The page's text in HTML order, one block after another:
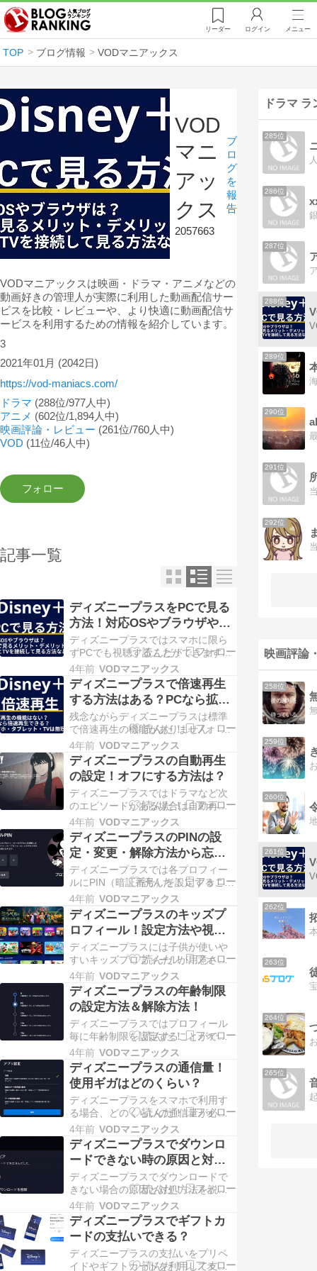
リーダー ログイン メニュー
TOP ブログ情報 VODマニアックス
VOD
マニ
アッ
クス
2057663
ブ
ロ
グ
を
報
告
VODマニアックスは映画・ドラマ・アニメなどの
動画好きの管理人が実際に利用した動画配信サー
ビスを比較・レビューや、より快適に動画配信サ
ービスを利用するための情報を紹介しています。
3
2021年01月 (2042日)
https://vod-maniacs.com/
ドラマ (288位/977人中)
アニメ (602位/1,894人中)
映画評論・レビュー (261位/760人中)
VOD (11位/46人中)
記事一覧
ディズニープラスをPCで見る
方法！対応OSやブラウザやメ
リットも紹介
ディズニープラスではスマホに限ら
ずPCでも視聴することができます。
PCを利用する場合、特に準備をする
必要はありませんが、古いOSやブラ
ウザを利用していると視聴できない
事もあります。 ディズニープラス ...
Copyright © 2026 VODマニアックス
All Righ…
4年前 VODマニアックス
ディズニープラスで倍速再生
する方法はある？PCなら拡張
機能で可能
残念ながらディズニープラスは標準
で倍速再生の機能がありません。 た
だPCでブラウザの拡張機能を利用す
ることで倍速で見ることが可能にな
ります。 倍速で見るための方法を詳
しく紹介していきます。 ディズニー
... Copyright © 2026 VODマニアック
ス All Righ…
4年前 VODマニアックス
ディズニープラスの自動再生
の設定！オフにする方法は？
ディズニープラスではドラマなど次
のエピソードがある場合は自動再生
されるようになっています。 ただエ
ンディングなどをしっかり見たい場
合に「次のエピソード再生まで〇〇
秒」と表示されるとウザいと思って
しまう ... Copyright © 2026 VODマニ
アックス All Righ…
4年前 VODマニアックス
ディズニープラスのPINの設
定・変更・解除方法から忘れ
た場合の対処方法
ディズニープラスでは各プロフィー
ルにPIN（暗証番号）を設定すること
ができます。 他の人に自分のプロフ
ィールが使われたくない場合、例え
ば子供のプロフィールには年齢制限
しており、自分のプロフィールを使
わ ... Copyright © 2026 VODマニアッ
クス All Righ…
4年前 VODマニアックス
ディズニープラスのキッズプ
ロフィール！設定方法や視聴
できる作品を紹介
ディズニープラスには子供が使いや
すいキッズプロフィールが用意され
ています。 「キッズプロフィールの
機能・設定方法は？」 「キッズプロ
フィールで見られる作品は？」 キッ
ズプロフィールについて説明してい
き ... Copyright © 2026 VODマニアッ
クス All Righ…
4年前 VODマニアックス
ディズニープラスの年齢制限
の設定方法＆解除方法！
ディズニープラスではプロフィール
毎に年齢制限を設定することができ
ます。 「年齢制限の設定方法や解除
方法は？」 「年齢制限を変更すると
通知メールがあるので安心」 「キッ
ズプロフィールの年齢制限につい
て」 ... Copyright © 2026 VODマニア
ックス All Righ…
4年前 VODマニアックス
ディズニープラスの通信量！
使用ギガはどのくらい？
ディズニープラスをスマホで利用す
る場合、どのくらいの通信量が必要
になるのか知っておきたいですよ
ね。 知らずにギガを使用しすぎて通
信制限にかかるなんてイヤですよ
ね。 そこでディズニープラスで1作品
見るの ... Copyright © 2026 VODマニ
アックス All Righ…
4年前 VODマニアックス
ディズニープラスでダウンロ
ードできない時の原因と対処
方法
ディズニープラスでダウンロードで
きない場合の原因と対処方法を説明
します。 ダウンロードの方法に関し
ては以下の記事を参考にしてくださ
い。 ディズニープラスでダウンロー
ドできない原因と対処方 ... Copyright
© 2026 VODマニアックス All Rights
Re…
4年前 VODマニアックス
ディズニープラスでギフトカ
ードの支払いできる？
ディズニープラスの支払いをプリペ
イドやギフトカードを利用して支払
ドラマ
285位
286位
287位
288位
289位
290位
291位
292位
映画評論
258位
259位
260位
261位
262位
263位
264位
265位